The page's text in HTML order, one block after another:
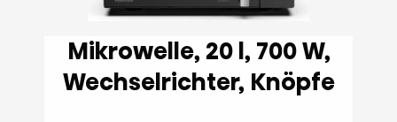
Mikrowelle, 20 l, 700 W,
Wechselrichter, Knöpfe